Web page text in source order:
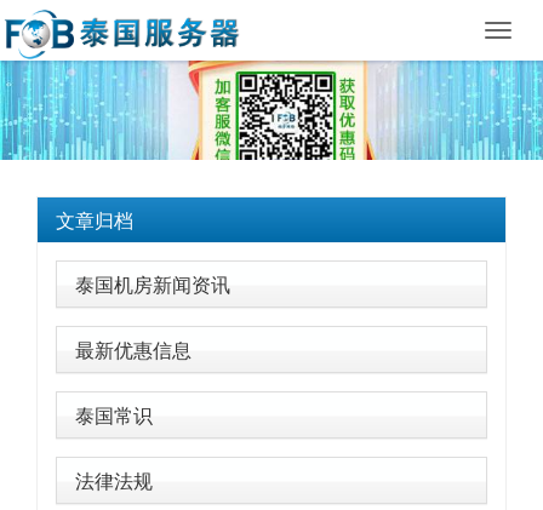
文章归档
泰国机房新闻资讯
最新优惠信息
泰国常识
法律法规